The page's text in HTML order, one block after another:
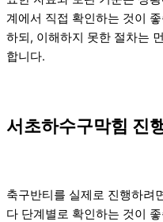
계에서 직접 확인하는 것이
하되, 이해하지 못한 절차는
합니다.
서초하수구막힘 진
축구반티를 실제로 진행하려
다 단계별로 확인하는 것이